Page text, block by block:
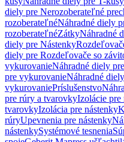
diely pre Nerozoberateľné
rozoberateľnéNáhradné diely
rozoberateľnéZátkyNáhradné
diely pre Nástenky
diely pre Rozdeľovače so
vykurovanieNáhradné diely
pre vykurovanieNáhradné
vykurovaniePríslušenstvo
pre rúry a tvarovkyIzolácie pre
tvarovkyIzolácia pre nástenky
rúryUpevnenia pre nástenky
nástenkySystémové tesnenia